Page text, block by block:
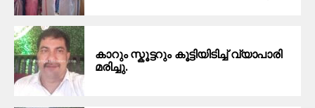
കാറും സ്കൂട്ടറും കൂട്ടിയിടിച്ച് വ്യാപാരി
മരിച്ചു.